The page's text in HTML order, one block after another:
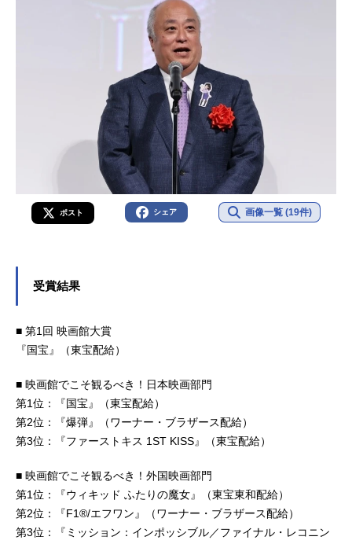
ポスト シェア 画像一覧 (19件)
受賞結果
■ 第1回 映画館大賞
『国宝』（東宝配給）
■ 映画館でこそ観るべき！日本映画部門
第1位：『国宝』（東宝配給）
第2位：『爆弾』（ワーナー・ブラザース配給）
第3位：『ファーストキス 1ST KISS』（東宝配給）
■ 映画館でこそ観るべき！外国映画部門
第1位：『ウィキッド ふたりの魔女』（東宝東和配給）
第2位：『F1®/エフワン』（ワーナー・ブラザース配給）
第3位：『ミッション：インポッシブル／ファイナル・レコニン